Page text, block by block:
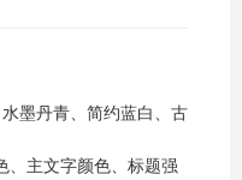
墨丹青、简约蓝白、古
、主文字颜色、标题强